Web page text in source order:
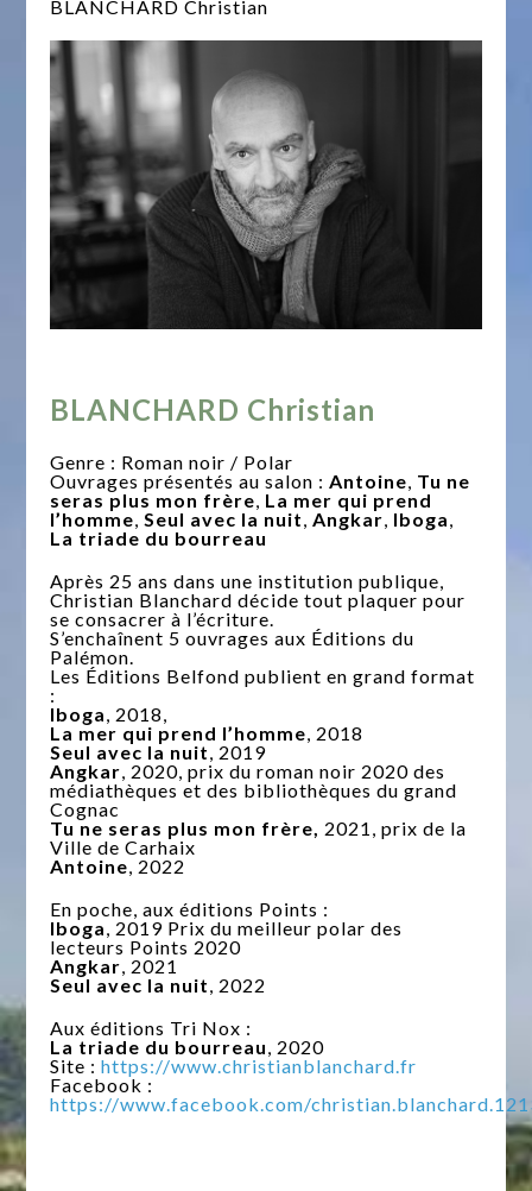
BLANCHARD Christian
BLANCHARD Christian
Genre : Roman noir / Polar
Ouvrages présentés au salon : Antoine Tu ne
seras plus mon frère La mer qui prend
l’homme Seul avec la nuit Angkar Iboga
La triade du bourreau
Après 25 ans dans une institution publique,
Christian Blanchard décide tout plaquer pour
se consacrer à l’écriture.
S’enchaînent 5 ouvrages aux Éditions du
Palémon.
Les Éditions Belfond publient en grand format
:
Iboga , 2018,
La mer qui prend l’homme , 2018
Seul avec la nuit , 2019
Angkar , 2020, prix du roman noir 2020 des
médiathèques et des bibliothèques du grand
Cognac
Tu ne seras plus mon frère, 2021, prix de la
Ville de Carhaix
Antoine , 2022
En poche, aux éditions Points :
Iboga , 2019 Prix du meilleur polar des
lecteurs Points 2020
Angkar , 2021
Seul avec la nuit , 2022
Aux éditions Tri Nox :
La triade du bourreau , 2020
Site :https://www.christianblanchard.fr
Facebook :
https://www.facebook.com/